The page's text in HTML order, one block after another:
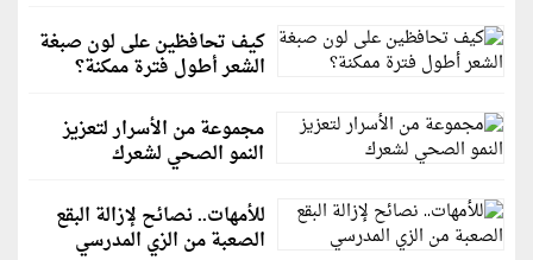
كيف تحافظين على لون صبغة
الشعر أطول فترة ممكنة؟
مجموعة من الأسرار لتعزيز
النمو الصحي لشعرك
للأمهات.. نصائح لإزالة البقع
الصعبة من الزي المدرسي